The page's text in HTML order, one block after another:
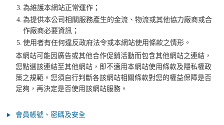
3. 為維護本網站正常運作；
4. 為提供本公司相關服務產生的金流、物流或其他協力廠商或合
作廠商必要資訊；
5. 使用者有任何違反政府法令或本網站使用條款之情形。
本網站可能因廣告或其他合作促銷活動而包含其他網站之連結，
您點選該連結至其他網站，即不適用本網站使用條款及隱私權政
策之規範。您須自行判斷各該網站相關條款對您的權益保障是否
足夠，再決定是否使用該網站服務。
會員帳號、密碼及安全